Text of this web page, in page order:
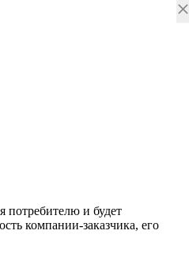
потребителю и будет
компании-заказчика, его
×
×
×